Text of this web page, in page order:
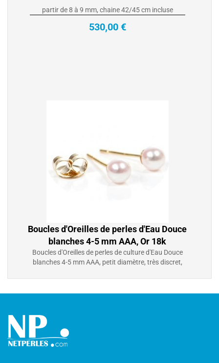
Boucles d'Oreilles de perles de culture d'Eau Douce
blanches 4-5 mm AAA, petit diamètre, très discret,
idéal pour jeune filles, Or 18k
226,00 €